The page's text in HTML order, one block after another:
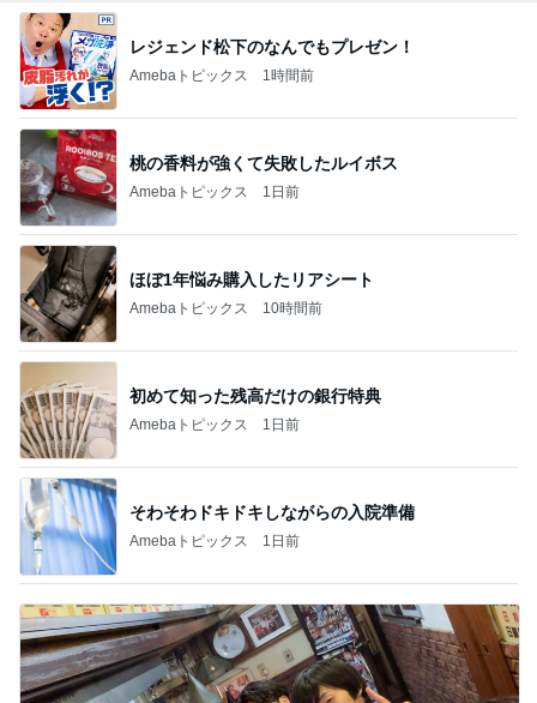
レジェンド松下のなんでもプレゼン！
Amebaトピックス 1時間前
桃の香料が強くて失敗したルイボス
Amebaトピックス 1日前
ほぼ1年悩み購入したリアシート
Amebaトピックス 10時間前
初めて知った残高だけの銀行特典
Amebaトピックス 1日前
そわそわドキドキしながらの入院準備
Amebaトピックス 1日前